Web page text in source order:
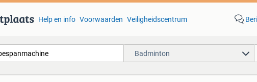
Help en info Voorwaarden Veiligheidscentrum
Badminton